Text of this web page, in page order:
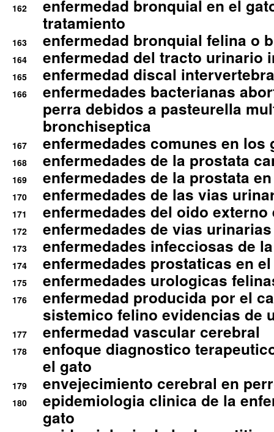
162
enfermedad bronquial en el
tratamiento
163 enfermedad bronquial felina o
164 enfermedad del tracto urinario
165 enfermedad discal
166
enfermedades bacterianas
perra debidos a pasteurella
bronchiseptica
167 enfermedades comunes en los
168 enfermedades de la prostata
169 enfermedades de la prostata
170 enfermedades de las vias
171 enfermedades del oido
172 enfermedades de vias
173 enfermedades infecciosas de
174 enfermedades prostaticas en
175 enfermedades urologicas
176
enfermedad producida por el
sistemico felino evidencias de
177 enfermedad vascular cerebral
178
enfoque diagnostico
el gato
179 envejecimiento cerebral en
180
epidemiologia clinica de la
gato